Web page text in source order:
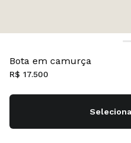
Bota em camurça
R$ 17.500